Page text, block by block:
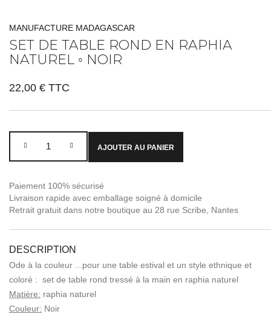
MANUFACTURE MADAGASCAR
SET DE TABLE ROND EN RAPHIA
NATUREL ◦ NOIR
22,00 € TTC
AJOUTER AU PANIER
Paiement 100% sécurisé
Livraison rapide avec emballage soigné à domicile
Retrait gratuit dans notre boutique au 28 rue Scribe, Nantes
DESCRIPTION
Ode à la couleur ...pour une table estival et un style ethnique et
coloré : set de table rond tressé à la main en raphia naturel
Matière: raphia naturel
Couleur: Noir